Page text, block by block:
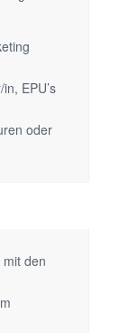
EPU’s
oder
den